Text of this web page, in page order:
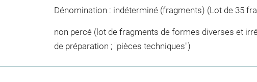
Dénomination : indéterminé (fragments) (Lot de 35
non percé (lot de fragments de formes diverses et
de préparation ; "pièces techniques")